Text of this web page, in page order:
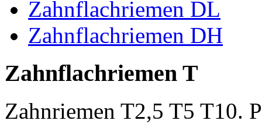
Zahnflachriemen DL
Zahnflachriemen DH
Zahnflachriemen T
Zahnriemen T2,5 T5 T10.